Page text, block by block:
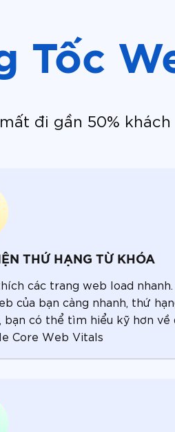
Tốc
đi gần 50%
THỨ HẠNG TỪ KHÓA
các trang web load nhanh.
của bạn càng nhanh, thứ
bạn có thể tìm hiểu kỹ hơn về
Core Web Vitals